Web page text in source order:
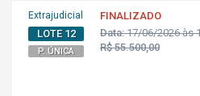
Extrajudicial
LOTE 12
P. ÚNICA
FINALIZADO
Data:17/06/2026 às
R$ 55.500,00